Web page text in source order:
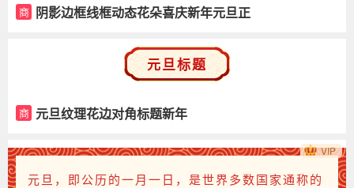
商 阴影边框线框动态花朵喜庆新年元旦正
元旦标题
商 元旦纹理花边对角标题新年
元旦，即公历的一月一日，是世界多数国家通称的
VIP